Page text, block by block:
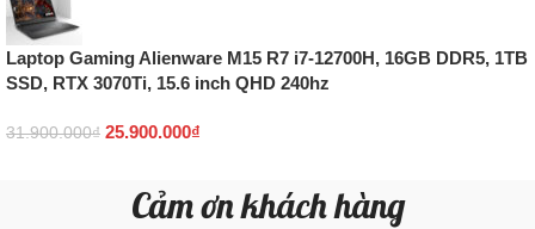
Laptop Gaming Alienware M15 R7 i7-12700H, 16GB DDR5, 1TB
SSD, RTX 3070Ti, 15.6 inch QHD 240hz
31.900.000₫ 25.900.000₫
Cảm ơn khách hàng